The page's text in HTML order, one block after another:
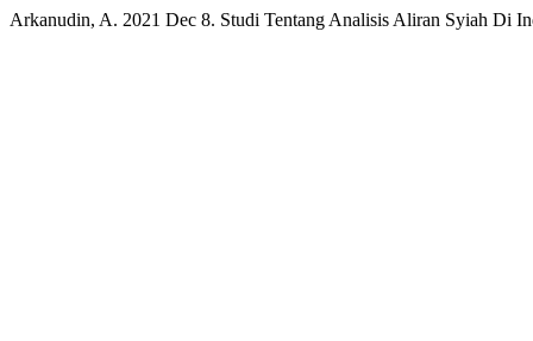
Arkanudin, A. 2021 Dec 8. Studi Tentang Analisis Aliran Syiah Di